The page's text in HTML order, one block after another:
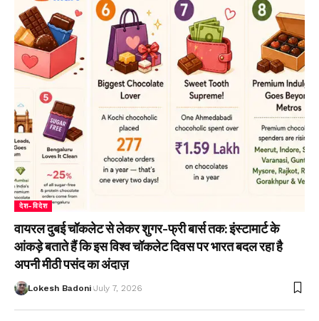
देश-विदेश
वायरल दुबई चॉकलेट से लेकर शुगर-फ्री बार्स तक: इंस्टामार्ट के
आंकड़े बताते हैं कि इस विश्व चॉकलेट दिवस पर भारत बदल रहा है
अपनी मीठी पसंद का अंदाज़
Lokesh Badoni July 7, 2026